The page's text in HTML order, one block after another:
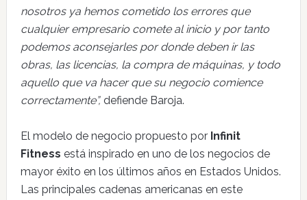
nosotros ya hemos cometido los errores que
cualquier empresario comete al inicio y por tanto
podemos aconsejarles por donde deben ir las
obras, las licencias, la compra de máquinas, y todo
aquello que va hacer que su negocio comience
correctamente”,defiende Baroja.
El modelo de negocio propuesto por Infinit
Fitness está inspirado en uno de los negocios de
mayor éxito en los últimos años en Estados Unidos.
Las principales cadenas americanas en este